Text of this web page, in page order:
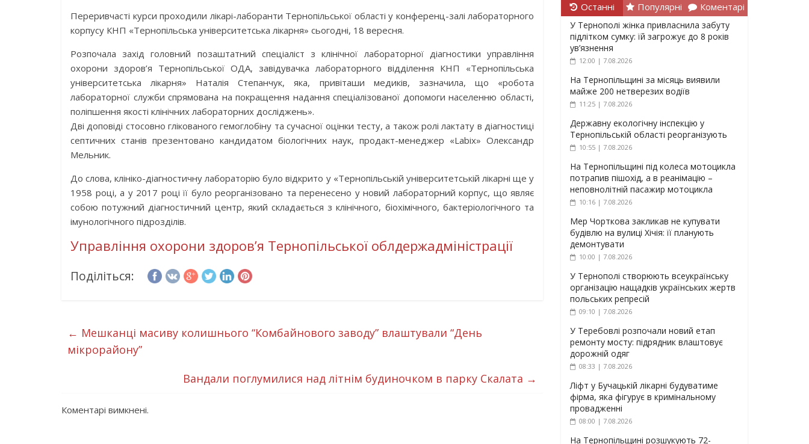
Переривчасті курси проходили лікарі-лаборанти Тернопільської області у конференц-залі лабораторного
корпусу КНП «Тернопільська університетська лікарня» сьогодні, 18 вересня.
Розпочала захід головний позаштатний спеціаліст з клінічної лабораторної діагностики управління
охорони здоров’я Тернопільської ОДА, завідувачка лабораторного відділення КНП «Тернопільська
університетська лікарня» Наталія Степанчук, яка, привіташи медиків, зазначила, що «робота
лабораторної служби спрямована на покращення надання спеціалізованої допомоги населенню області,
поліпшення якості клінічних лабораторних досліджень».
Дві доповіді стосовно глікованого гемоглобіну та сучасної оцінки тесту, а також ролі лактату в діагностиці
септичних станів презентовано кандидатом біологічних наук, продакт-менеджер «Labix» Олександр
Мельник.
До слова, клініко-діагностичну лабораторію було відкрито у «Тернопільській університетській лікарні ще у
1958 році, а у 2017 році її було реорганізовано та перенесено у новий лабораторний корпус, що являє
собою потужний діагностичний центр, який складається з клінічного, біохімічного, бактеріологічного та
імунологічного підрозділів.
Управління охорони здоров’я Тернопільської облдержадміністрації
Поділіться:
← Мешканці масиву колишнього “Комбайнового заводу” влаштували “День
мікрорайону”
Вандали поглумилися над літнім будиночком в парку Скалата →
Коментарі вимкнені.
Останні Популярні Коментарі
У Тернополі жінка привласнила забуту
підлітком сумку: їй загрожує до 8 років
ув’язнення
12:00 | 7.08.2026
На Тернопільщині за місяць виявили
майже 200 нетверезих водіїв
11:25 | 7.08.2026
Державну екологічну інспекцію у
Тернопільській області реорганізують
10:55 | 7.08.2026
На Тернопільщині під колеса мотоцикла
потрапив пішохід, а в реанімацію –
неповнолітній пасажир мотоцикла
10:16 | 7.08.2026
Мер Чорткова закликав не купувати
будівлю на вулиці Хічія: її планують
демонтувати
10:00 | 7.08.2026
У Тернополі створюють всеукраїнську
організацію нащадків українських жертв
польських репресій
09:10 | 7.08.2026
У Теребовлі розпочали новий етап
ремонту мосту: підрядник влаштовує
дорожній одяг
08:33 | 7.08.2026
Ліфт у Бучацькій лікарні будуватиме
фірма, яка фігурує в кримінальному
провадженні
08:00 | 7.08.2026
На Тернопільщині розшукують 72-